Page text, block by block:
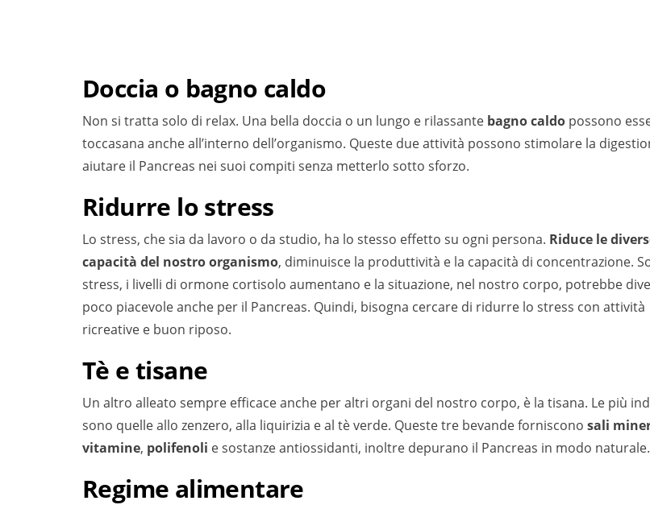
Doccia o bagno caldo
Non si tratta solo di relax. Una bella doccia o un lungo e rilassante bagno caldo possono
toccasana anche all’interno dell’organismo. Queste due attività possono stimolare la
aiutare il Pancreas nei suoi compiti senza metterlo sotto sforzo.
Ridurre lo stress
Lo stress, che sia da lavoro o da studio, ha lo stesso effetto su ogni persona. Riduce le
capacità del nostro organismo, diminuisce la produttività e la capacità di concentrazione.
stress, i livelli di ormone cortisolo aumentano e la situazione, nel nostro corpo, potrebbe
poco piacevole anche per il Pancreas. Quindi, bisogna cercare di ridurre lo stress con attività
ricreative e buon riposo.
Tè e tisane
Un altro alleato sempre efficace anche per altri organi del nostro corpo, è la tisana. Le più
sono quelle allo zenzero, alla liquirizia e al tè verde. Queste tre bevande forniscono sali
vitamine, polifenoli e sostanze antiossidanti, inoltre depurano il Pancreas in modo naturale.
Regime alimentare